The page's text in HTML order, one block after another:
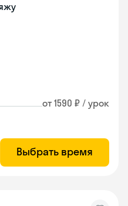
от 1590 ₽ / урок
Выбрать время